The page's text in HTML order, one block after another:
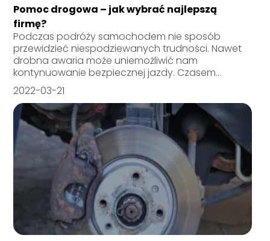
Pomoc drogowa – jak wybrać najlepszą
firmę?
Podczas podróży samochodem nie sposób
przewidzieć niespodziewanych trudności. Nawet
drobna awaria może uniemożliwić nam
kontynuowanie bezpiecznej jazdy. Czasem...
2022-03-21